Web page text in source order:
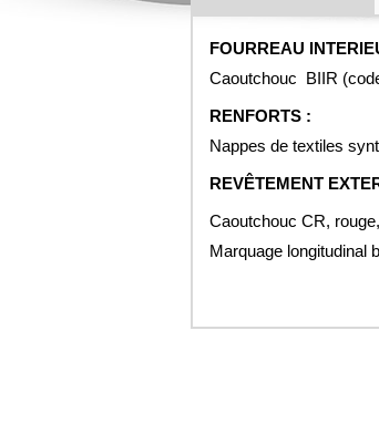
FOURREAU
Caoutchouc BIIR
RENFORTS :
Nappes de textiles
REVÊTEMENT
Caoutchouc CR,
Marquage longitudinal